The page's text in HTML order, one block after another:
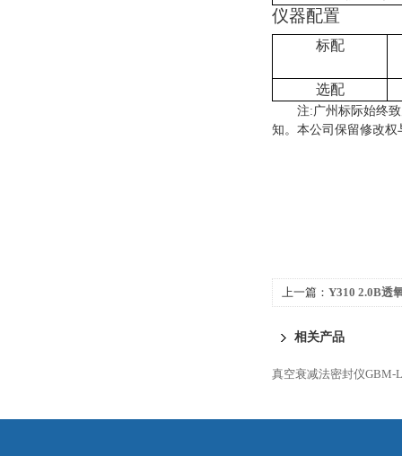
仪器配置
标配
选配
注:广州标际始终
知。本公司保留修改权
上一篇： Y310 2.0B透
相关产品
真空衰减法密封仪GBM-